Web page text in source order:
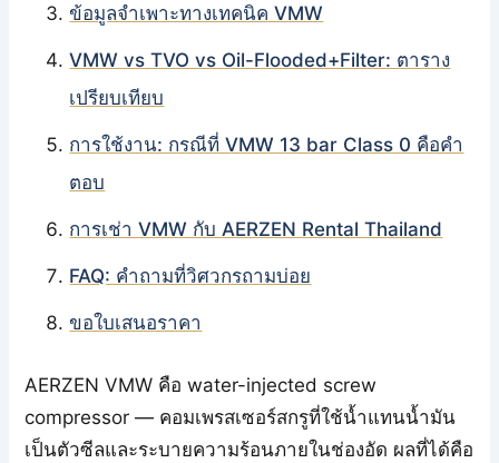
ข้อมูลจำเพาะทางเทคนิค VMW
VMW vs TVO vs Oil-Flooded+Filter: ตาราง
เปรียบเทียบ
การใช้งาน: กรณีที่ VMW 13 bar Class 0 คือคำ
ตอบ
การเช่า VMW กับ AERZEN Rental Thailand
FAQ: คำถามที่วิศวกรถามบ่อย
ขอใบเสนอราคา
AERZEN VMW คือ water-injected screw
compressor — คอมเพรสเซอร์สกรูที่ใช้น้ำแทนน้ำมัน
เป็นตัวซีลและระบายความร้อนภายในช่องอัด ผลที่ได้คือ